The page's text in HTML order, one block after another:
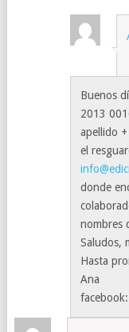
Buenos
2013
apellido
el
donde
nombres
Saludos,
Hasta
Ana